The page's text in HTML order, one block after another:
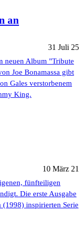
an
31 Juli 25
neuen Album "Tribute
Joe Bonamassa gibt
Gales verstorbenem
King.
10 März 21
fünfteiligen
Die erste Ausgabe
inspirierten Serie